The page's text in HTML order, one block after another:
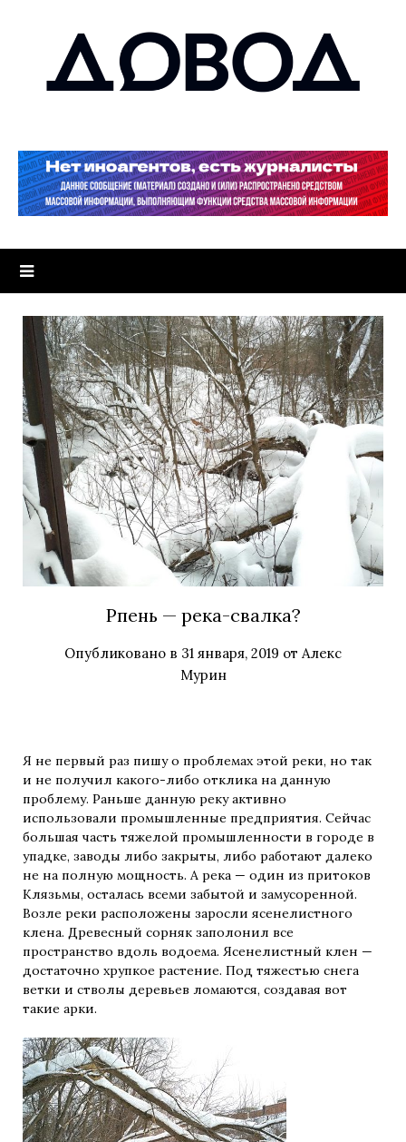
Рпень — река-свалка?
Опубликовано в 31 января, 2019 от Алекс
Мурин
Я не первый раз пишу о проблемах этой реки, но так
и не получил какого-либо отклика на данную
проблему. Раньше данную реку активно
использовали промышленные предприятия. Сейчас
большая часть тяжелой промышленности в городе в
упадке, заводы либо закрыты, либо работают далеко
не на полную мощность. А река — один из притоков
Клязьмы, осталась всеми забытой и замусоренной.
Возле реки расположены заросли ясенелистного
клена. Древесный сорняк заполонил все
пространство вдоль водоема. Ясенелистный клен —
достаточно хрупкое растение. Под тяжестью снега
ветки и стволы деревьев ломаются, создавая вот
такие арки.